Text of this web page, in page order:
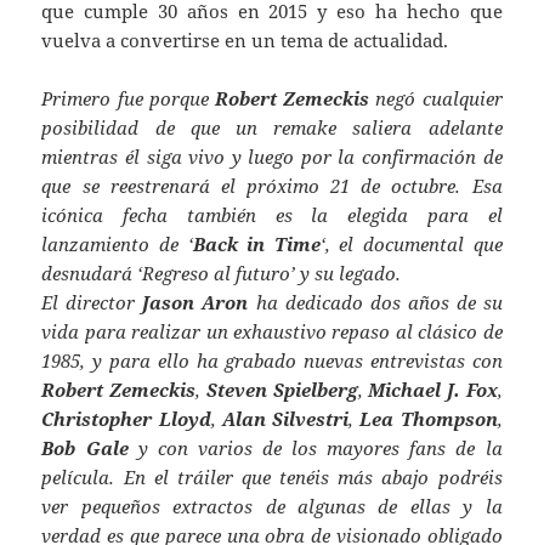
que cumple 30 años en 2015 y eso ha hecho que
vuelva a convertirse en un tema de actualidad.
Primero fue porqueRobert Zemeckis negó cualquier
posibilidad de que un remake saliera adelante
mientras él siga vivo y luego por la confirmación de
que se reestrenará el próximo 21 de octubre. Esa
icónica fecha también es la elegida para el
lanzamiento de ‘Back in Time‘, el documental que
desnudará ‘Regreso al futuro’ y su legado.
El director Jason Aron ha dedicado dos años de su
vida para realizar un exhaustivo repaso al clásico de
1985, y para ello ha grabado nuevas entrevistas con
Robert Zemeckis, Steven Spielberg,Michael J. Fox,
Christopher Lloyd,Alan Silvestri,Lea Thompson,
Bob Galey con varios de los mayores fans de la
película. En el tráiler que tenéis más abajo podréis
ver pequeños extractos de algunas de ellas y la
verdad es que parece una obra de visionado obligado